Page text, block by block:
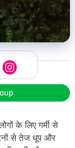
के लिए गर्मी से
से तेज धूप और